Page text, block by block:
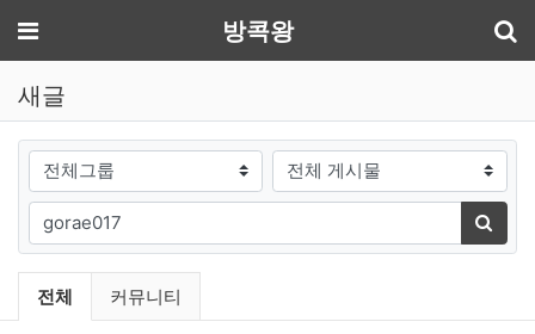
메뉴 방콕왕
새글
게시판그룹 검색대상
검색어 필수
검색
전체게시물 그룹 목록
전체 커뮤니티